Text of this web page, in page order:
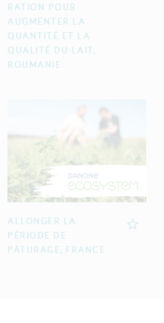
RATION POUR
AUGMENTER LA
QUANTITÉ ET LA
QUALITÉ DU LAIT,
ROUMANIE
ALLONGER LA
PÉRIODE DE
PÂTURAGE, FRANCE